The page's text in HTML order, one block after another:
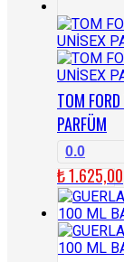
TOM
PARFÜM
0.0
₺1.625,00